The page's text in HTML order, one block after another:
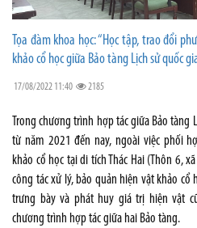
Tọa đàm khoa học: “Học tập, trao đổi
khảo cổ học giữa Bảo tàng Lịch sử quốc
17/08/2022 11:40 2185
Trong chương trình hợp tác giữa Bảo tàng
từ năm 2021 đến nay, ngoài việc phối
khảo cổ học tại di tích Thác Hai (Thôn 6,
công tác xử lý, bảo quản hiện vật khảo cổ
trưng bày và phát huy giá trị hiện vật
chương trình hợp tác giữa hai Bảo tàng.